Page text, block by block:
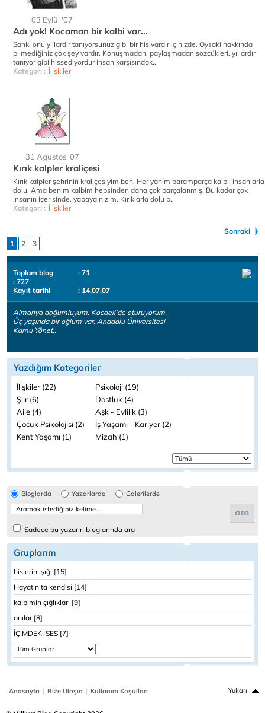
03 Eylül '07
Adı yok! Kocaman bir kalbi var...
Sanki onu yıllardır tanıyorsunuz gibi bir his vardır içinizde. Oysaki hakkında
bilmediğiniz çok şey vardır. Konuşmadan, paylaşmadan sözcükleri, yıllardır
tanıyor gibi hissediyordur insan karşısındak..
Kategori : İlişkiler
31 Ağustos '07
Kırık kalpler kraliçesi
Kırık kalpler şehrinin kraliçesiyim ben. Her yanım paramparça kalpli insanlarla
dolu. Ama benim kalbim hepsinden daha çok parçalanmış. Bu kadar çok
insanın içerisinde, yapayalnızım. Kırıklarla dolu b..
Kategori : İlişkiler
Sonraki
1
2 3
Toplam blog
: 71
: 727
Kayıt tarihi
: 14.07.07
Almanya doğumluyum. Kocaeli'de oturuyorum.
Üç yaşında bir oğlum var. Anadolu Üniversitesi
Kamu Yönet..
Yazdığım Kategoriler
İlişkiler (22)
Psikoloji (19)
Şiir (6)
Dostluk (4)
Aile (4)
Aşk - Evlilik (3)
Çocuk Psikolojisi (2)
İş Yaşamı - Kariyer (2)
Kent Yaşamı (1)
Mizah (1)
Bloglarda Yazarlarda Galerilerde
Sadece bu yazarın bloglarında ara
Gruplarım
hislerin ışığı [15]
Hayatın ta kendisi [14]
kalbimin çığlıkları [9]
anılar [8]
İÇİMDEKİ SES [7]
Anasayfa | Bize Ulaşın | Kullanım Koşulları Yukarı